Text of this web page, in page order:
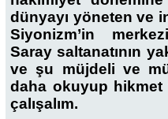
dünyayı yöneten ve
Siyonizm’in
Saray saltanatının
ve şu müjdeli ve
daha okuyup
çalışalım.